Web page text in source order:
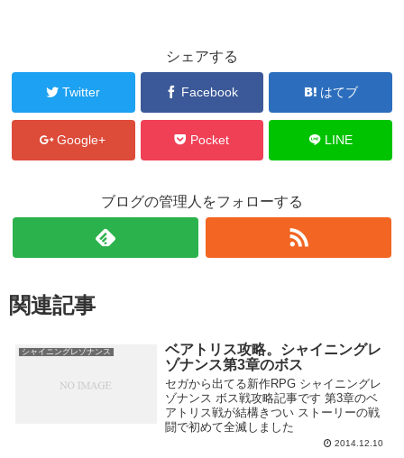
シェアする
Twitter Facebook はてブ
Google+ Pocket LINE
ブログの管理人をフォローする
関連記事
シャイニングレゾナンス
ベアトリス攻略。シャイニングレ
ゾナンス第3章のボス
セガから出てる新作RPG シャイニングレ
ゾナンス ボス戦攻略記事です 第3章のベ
アトリス戦が結構きつい ストーリーの戦
闘で初めて全滅しました
2014.12.10